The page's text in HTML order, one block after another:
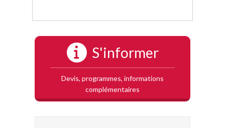
S'informer
Devis, programmes, informations
complémentaires